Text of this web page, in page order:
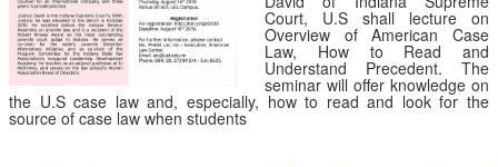
Court, U.S shall lecture on
Overview of American Case
Law, How to Read and
Understand Precedent. The
seminar will offer knowledge on
the U.S case law and, especially, how to read and look for the
source of case law when students